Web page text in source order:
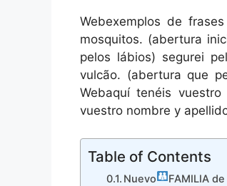
Webexemplos de
mosquitos. (abertura
pelos lábios) segurei
vulcão. (abertura que
Webaquí tenéis
vuestro nombre y
Table of Contents
Nuevo
FAMILIA